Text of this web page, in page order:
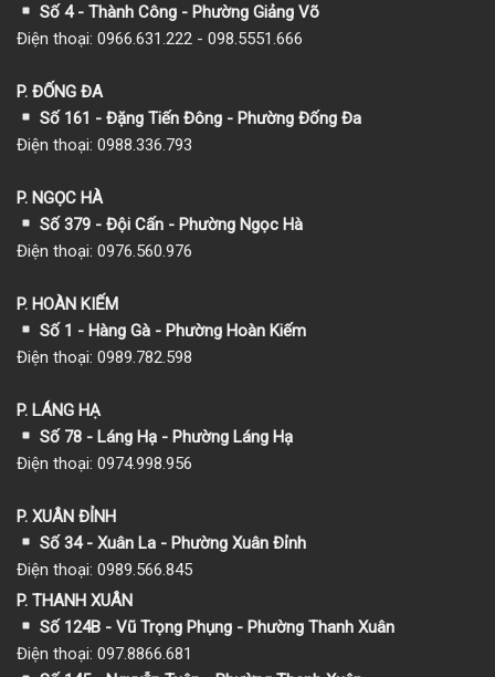
Số 4 - Thành Công - Phường Giảng Võ
Điện thoại: 0966.631.222 - 098.5551.666
P. ĐỐNG ĐA
Số 161 - Đặng Tiến Đông - Phường Đống Đa
Điện thoại: 0988.336.793
P. NGỌC HÀ
Số 379 - Đội Cấn - Phường Ngọc Hà
Điện thoại: 0976.560.976
P. HOÀN KIẾM
Số 1 - Hàng Gà - Phường Hoàn Kiếm
Điện thoại: 0989.782.598
P. LÁNG HẠ
Số 78 - Láng Hạ - Phường Láng Hạ
Điện thoại: 0974.998.956
P. XUÂN ĐỈNH
Số 34 - Xuân La - Phường Xuân Đỉnh
Điện thoại: 0989.566.845
P. THANH XUÂN
Số 124B - Vũ Trọng Phụng - Phường Thanh Xuân
Điện thoại: 097.8866.681